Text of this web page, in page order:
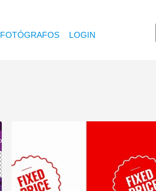
FOTÓGRAFOS LOGIN